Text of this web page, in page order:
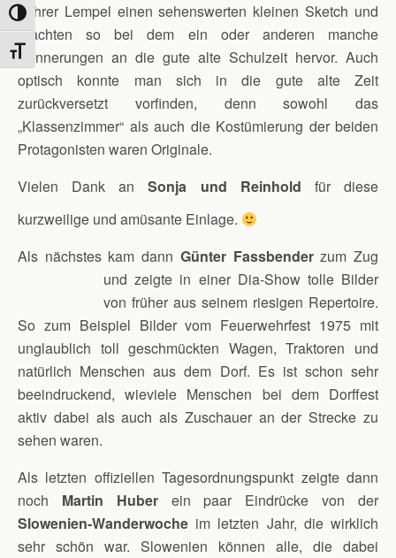
Umschalten auf hohe Kontraste
Schrift vergrößern
Lehrer Lempel einen sehenswerten kleinen Sketch und
brachten so bei dem ein oder anderen manche
Erinnerungen an die gute alte Schulzeit hervor. Auch
optisch konnte man sich in die gute alte Zeit
zurückversetzt vorfinden, denn sowohl das
„Klassenzimmer“ als auch die Kostümierung der beiden
Protagonisten waren Originale.
Vielen Dank anSonja und Reinhold für diese
kurzweilige und amüsante Einlage.
Als nächstes kam dann Günter Fassbender zum Zug
und zeigte in einer Dia-Show tolle Bilder
von früher aus seinem riesigen Repertoire.
So zum Beispiel Bilder vom Feuerwehrfest 1975 mit
unglaublich toll geschmückten Wagen, Traktoren und
natürlich Menschen aus dem Dorf. Es ist schon sehr
beeindruckend, wieviele Menschen bei dem Dorffest
aktiv dabei als auch als Zuschauer an der Strecke zu
sehen waren.
Als letzten offiziellen Tagesordnungspunkt zeigte dann
noch Martin Huberein paar Eindrücke von der
Slowenien-Wanderwoche im letzten Jahr, die wirklich
sehr schön war. Slowenien können alle, die dabei